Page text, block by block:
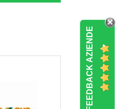
FEEDBACK AZIENDE